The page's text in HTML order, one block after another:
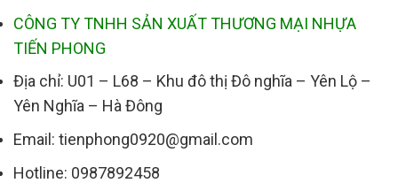
CÔNG TY TNHH SẢN XUẤT THƯƠNG MẠI NHỰA
TIẾN PHONG
Địa chỉ: U01 – L68 – Khu đô thị Đô nghĩa – Yên Lộ –
Yên Nghĩa – Hà Đông
Email: tienphong0920@gmail.com
Hotline: 0987892458